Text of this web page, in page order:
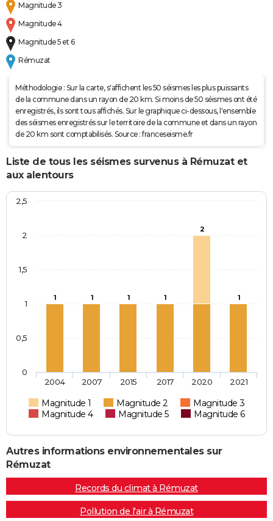
Magnitude 3
Magnitude 4
Magnitude 5 et 6
Rémuzat
Méthodologie : Sur la carte, s'affichent les 50 séismes les plus puissants
de la commune dans un rayon de 20 km. Si moins de 50 séismes ont été
enregistrés, ils sont tous affichés. Sur le graphique ci-dessous, l'ensemble
des séismes enregistrés sur le territoire de la commune et dans un rayon
de 20 km sont comptabilisés. Source : franceseisme.fr
Liste de tous les séismes survenus à Rémuzat et
aux alentours
1 1 1 1
2
1
Magnitude 1 Magnitude 2
Magnitude 3
Magnitude 4
Magnitude 5 Magnitude 6
2004 2007 2015 2017 2020 2021
0
0,5
1
1,5
2
2,5
Autres informations environnementales sur
Rémuzat
Records du climat à Rémuzat
Pollution de l'air à Rémuzat